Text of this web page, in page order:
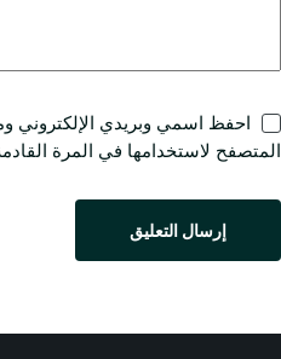
احفظ اسمي وبريدي الإلكتروني
المتصفح لاستخدامها في المرة
إرسال التعليق